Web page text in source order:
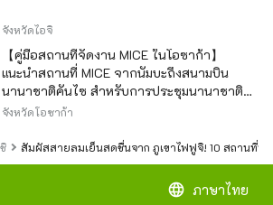
จังหวัดไอจิ
【คู่มือสถานที่จัดงาน MICE ในโอซาก้า】
แนะนำสถานที่ MICE จากนัมบะถึงสนามบิน
นานาชาติคันไซ สำหรับการประชุมนานาชาติ
และกิจกรรมองค์กร
จังหวัดโอซาก้า
สัมผัสสายลมเย็นสดชื่นจาก ภูเขาไฟฟูจิ! 10 สถานที่ท่
language ภาษาไทย